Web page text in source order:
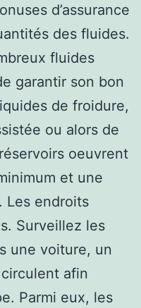
d’assurance
des fluides.
fluides
garantir son bon
de froidure,
ou alors de
oeuvrent
et une
Les endroits
Surveillez les
une voiture, un
afin
Parmi eux, les